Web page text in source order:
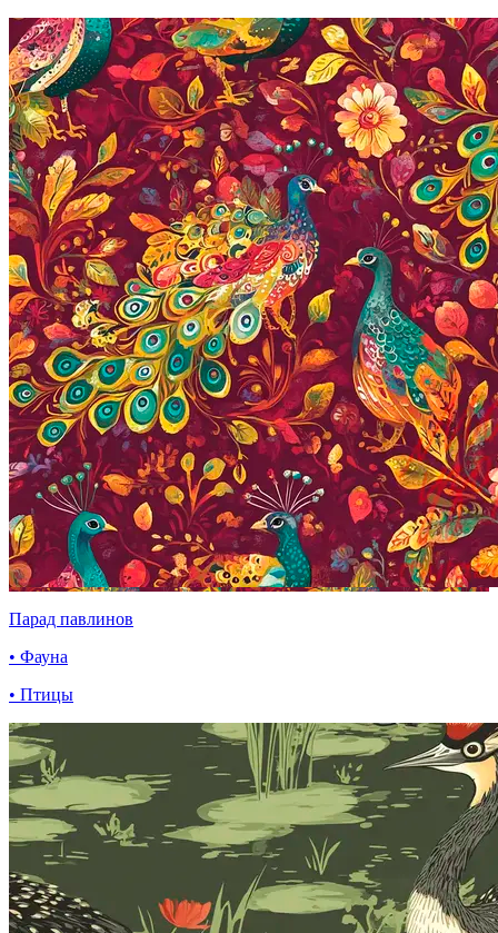
Парад павлинов
• Фауна
• Птицы